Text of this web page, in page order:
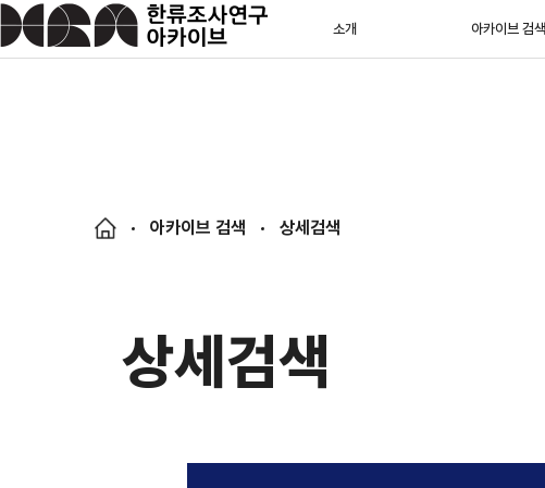
소개 아카이브 검색
아카이브 검색 상세검색
상세검색